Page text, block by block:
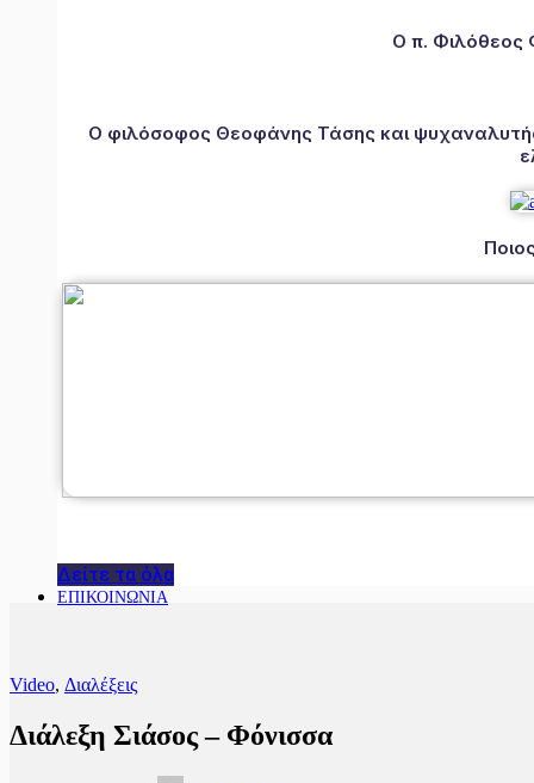
Ο π. Φιλόθεος
Ο φιλόσοφος Θεοφάνης Τάσης και
Δείτε τα όλα
ΕΠΙΚΟΙΝΩΝΙΑ
Video, Διαλέξεις
Διάλεξη Σιάσος – Φόνισσα